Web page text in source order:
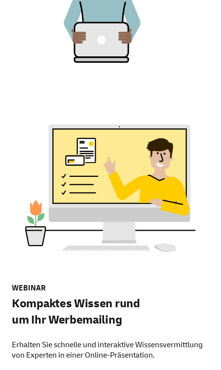
WEBINAR
Kompaktes Wissen rund
um Ihr Werbemailing
Erhalten Sie schnelle und interaktive Wissensvermittlung
von Experten in einer Online-Präsentation.